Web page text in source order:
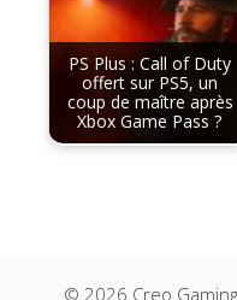
PS Plus : Call of Duty
offert sur PS5, un
coup de maître après
Xbox Game Pass ?
© 2026 Creo